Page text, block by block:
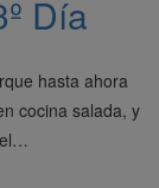
Día
hasta ahora
cocina salada, y